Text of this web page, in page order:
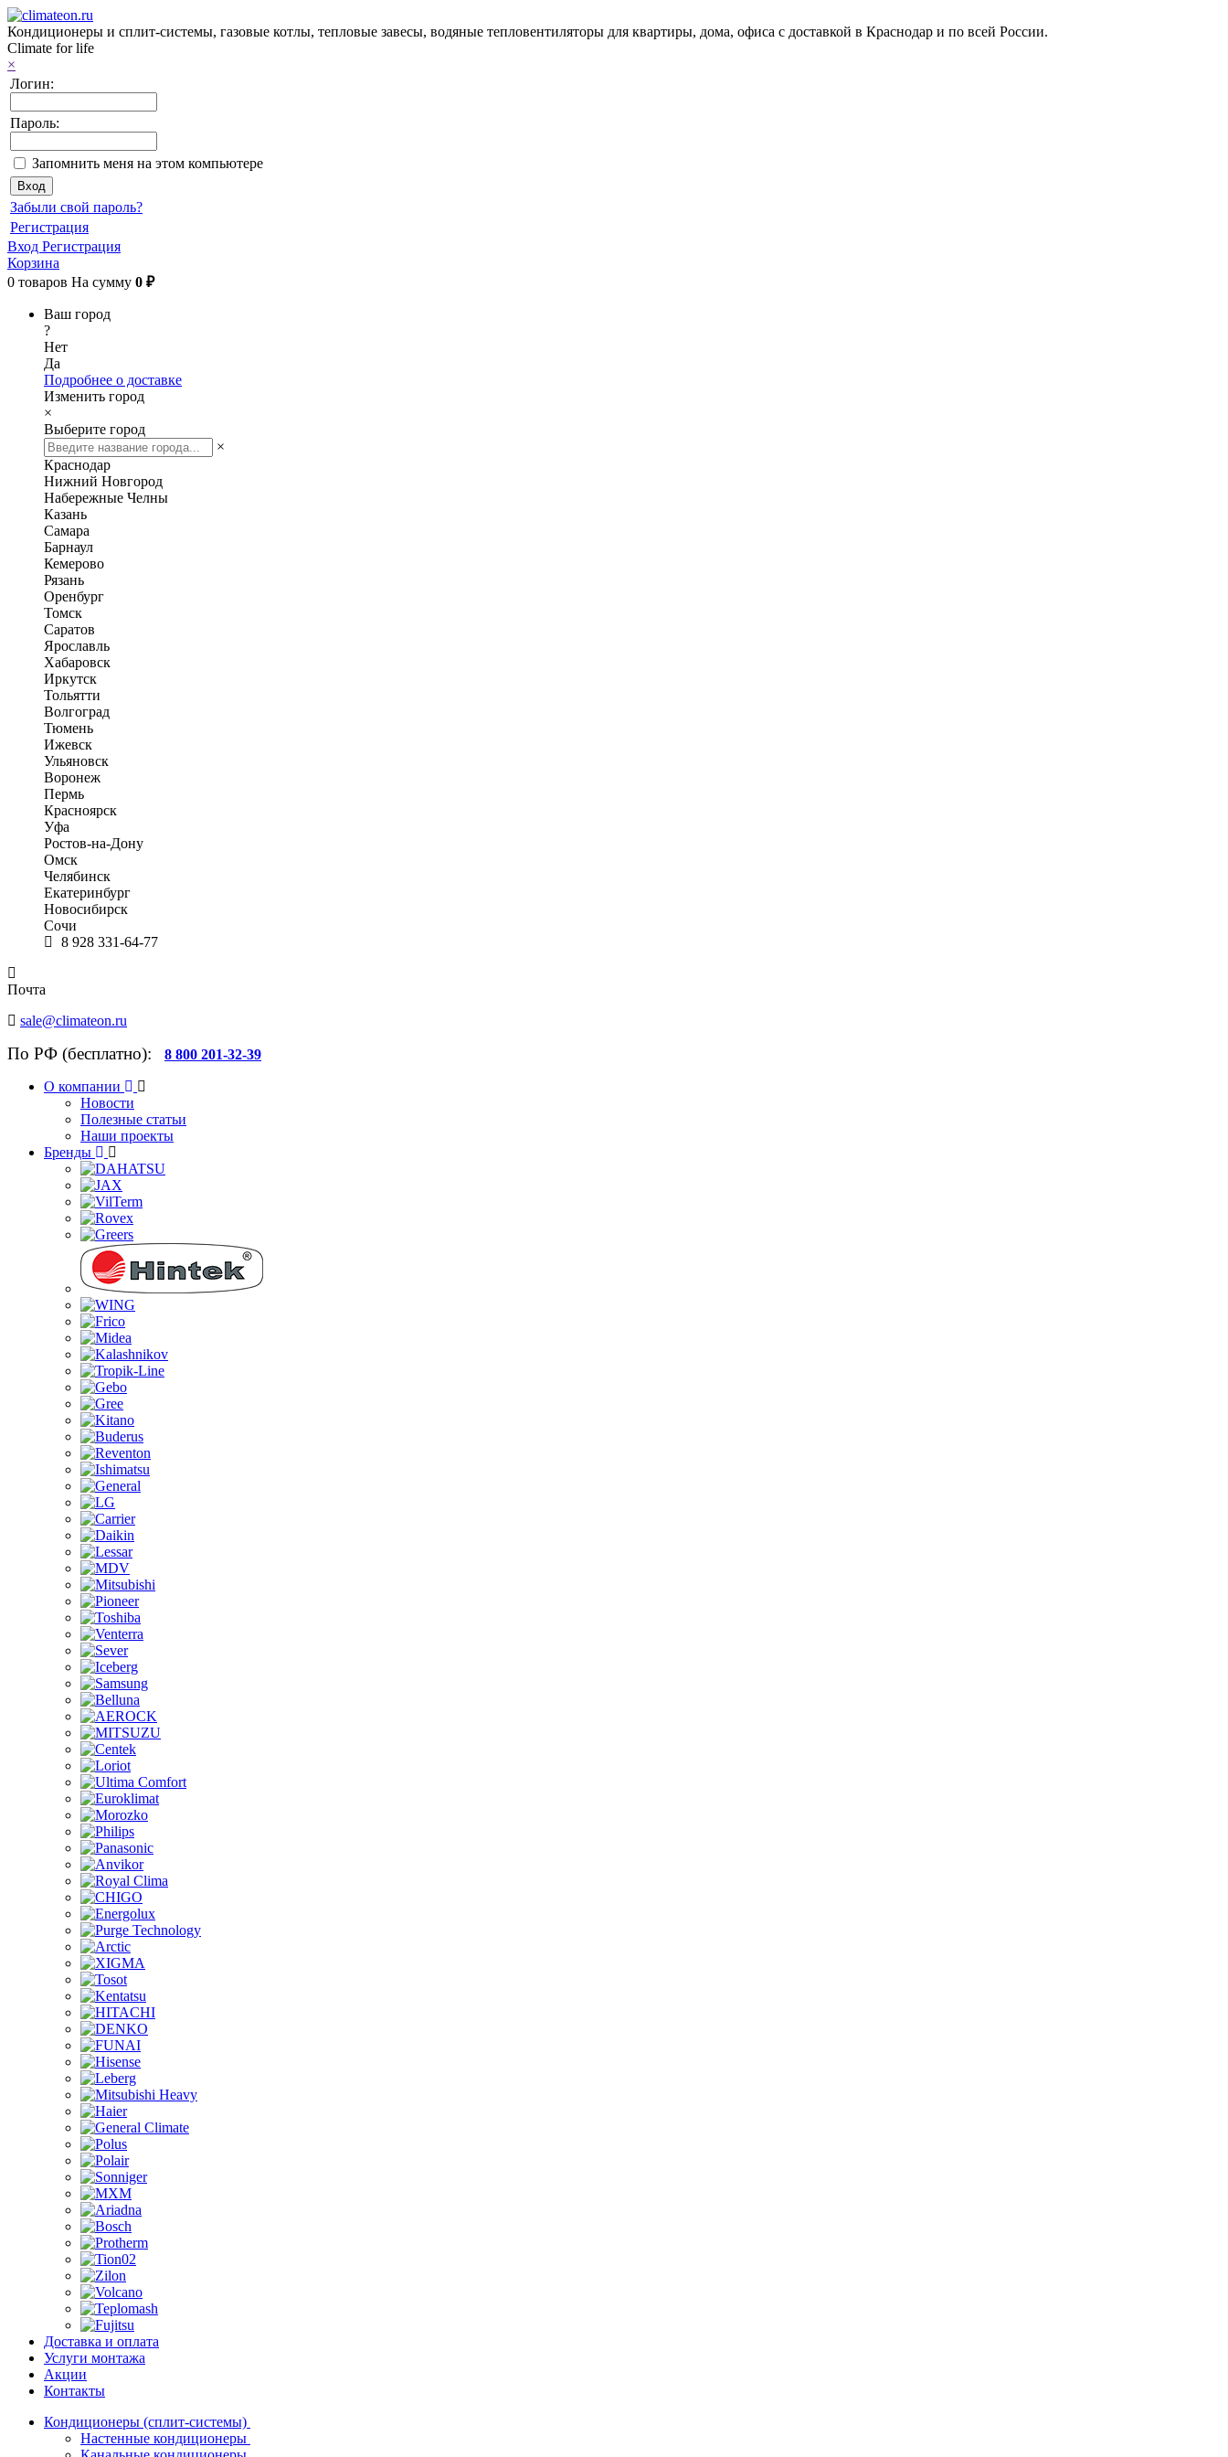
Кондиционеры и сплит-системы, газовые котлы, тепловые завесы, водяные тепловентиляторы для квартиры, дома, офиса с доставкой в Краснодар и по всей России.
Climate for life
×
Логин:
Пароль:
Запомнить меня на этом компьютере
Забыли свой пароль?
Регистрация
Вход Регистрация
Корзина
0 товаров На сумму 0 ₽
Ваш город
?
Нет
Да
Подробнее о доставке
Изменить город
×
Выберите город
×
Краснодар
Нижний Новгород
Набережные Челны
Казань
Самара
Барнаул
Кемерово
Рязань
Оренбург
Томск
Саратов
Ярославль
Хабаровск
Иркутск
Тольятти
Волгоград
Тюмень
Ижевск
Ульяновск
Воронеж
Пермь
Красноярск
Уфа
Ростов-на-Дону
Омск
Челябинск
Екатеринбург
Новосибирск
Сочи
8 928 331-64-77
Почта
sale@climateon.ru
По РФ (бесплатно): 8 800 201-32-39
О компании
Новости
Полезные статьи
Наши проекты
Бренды
Доставка и оплата
Услуги монтажа
Акции
Контакты
Кондиционеры (сплит-системы)
Настенные кондиционеры